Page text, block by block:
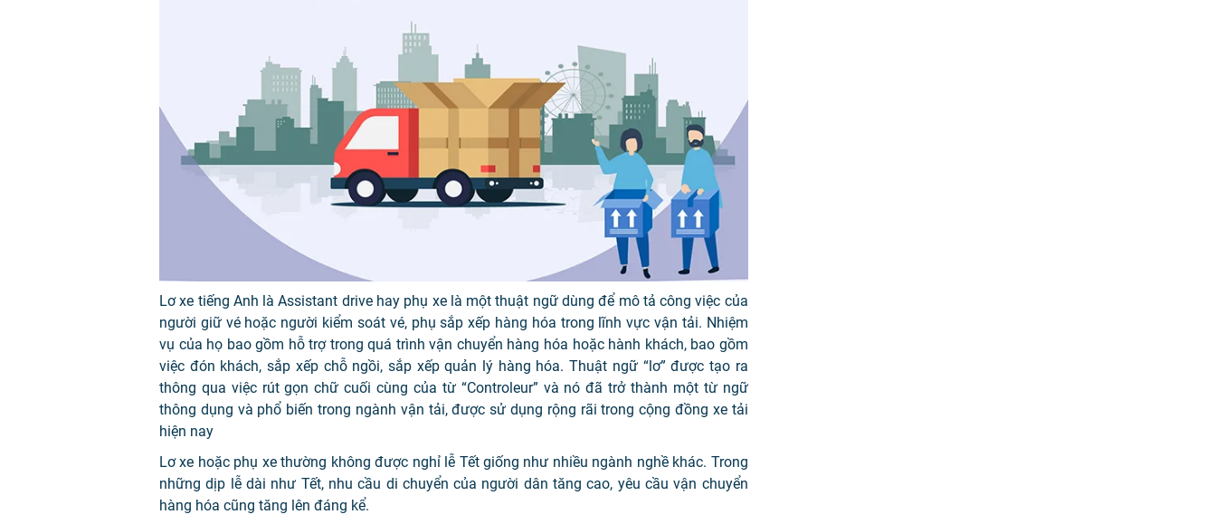
Lơ xe tiếng Anh là Assistant drive hay phụ xe là một thuật ngữ dùng để mô tả công việc của
người giữ vé hoặc người kiểm soát vé, phụ sắp xếp hàng hóa trong lĩnh vực vận tải. Nhiệm
vụ của họ bao gồm hỗ trợ trong quá trình vận chuyển hàng hóa hoặc hành khách, bao gồm
việc đón khách, sắp xếp chỗ ngồi, sắp xếp quản lý hàng hóa. Thuật ngữ “lơ” được tạo ra
thông qua việc rút gọn chữ cuối cùng của từ “Controleur” và nó đã trở thành một từ ngữ
thông dụng và phổ biến trong ngành vận tải, được sử dụng rộng rãi trong cộng đồng xe tải
hiện nay
Lơ xe hoặc phụ xe thường không được nghỉ lễ Tết giống như nhiều ngành nghề khác. Trong
những dịp lễ dài như Tết, nhu cầu di chuyển của người dân tăng cao, yêu cầu vận chuyển
hàng hóa cũng tăng lên đáng kể.